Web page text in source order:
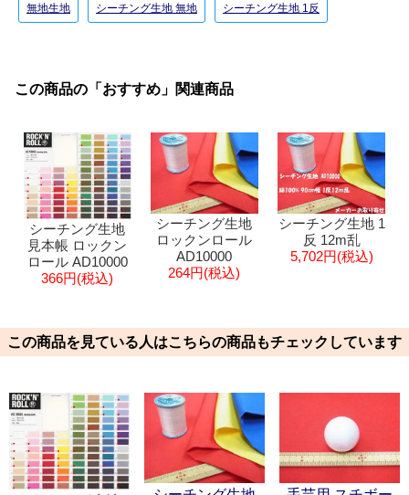
無地生地 シーチング生地 無地 シーチング生地 1反
この商品の「おすすめ」関連商品
シーチング生地
見本帳 ロックン
ロール AD10000
366円(税込)
シーチング生地
ロックンロール
AD10000
264円(税込)
シーチング生地 1
反 12m乱
5,702円(税込)
この商品を見ている人はこちらの商品もチェックしています